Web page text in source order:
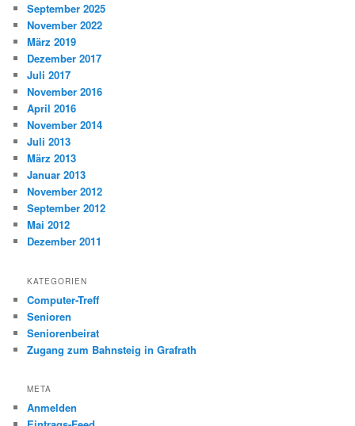
September 2025
November 2022
März 2019
Dezember 2017
Juli 2017
November 2016
April 2016
November 2014
Juli 2013
März 2013
Januar 2013
November 2012
September 2012
Mai 2012
Dezember 2011
KATEGORIEN
Computer-Treff
Senioren
Seniorenbeirat
Zugang zum Bahnsteig in Grafrath
META
Anmelden